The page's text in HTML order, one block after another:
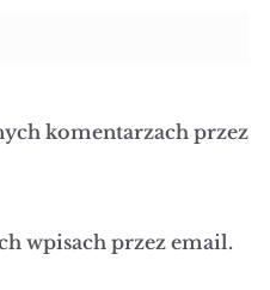
komentarzach przez
wpisach przez email.